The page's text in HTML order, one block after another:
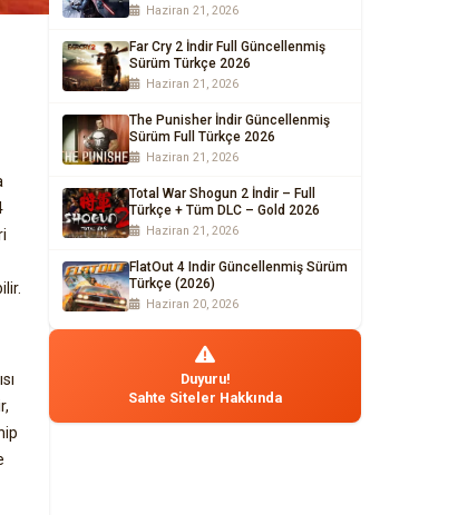
Haziran 21, 2026
Far Cry 2 İndir Full Güncellenmiş
Sürüm Türkçe 2026
Haziran 21, 2026
The Punisher İndir Güncellenmiş
Sürüm Full Türkçe 2026
Haziran 21, 2026
Total War Shogun 2 İndir – Full
Türkçe + Tüm DLC – Gold 2026
Haziran 21, 2026
FlatOut 4 Indir Güncellenmiş Sürüm
Türkçe (2026)
Haziran 20, 2026
Duyuru!
Sahte Siteler Hakkında